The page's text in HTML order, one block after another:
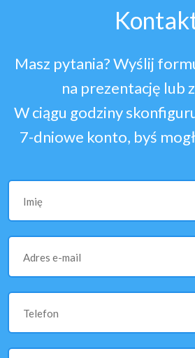
Masz pytania? Wyślij
na prezentację lub
W ciągu godziny
7-dniowe konto, byś
Imię
Adres e-mail
Telefon